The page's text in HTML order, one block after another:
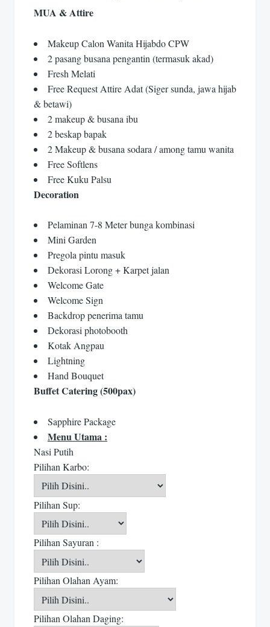
MUA & Attire
Makeup Calon Wanita Hijabdo CPW
2 pasang busana pengantin (termasuk akad)
Fresh Melati
Free Request Attire Adat (Siger sunda, jawa hijab
& betawi)
2 makeup & busana ibu
2 beskap bapak
2 Makeup & busana sodara / among tamu wanita
Free Softlens
Free Kuku Palsu
Decoration
Pelaminan 7-8 Meter bunga kombinasi
Mini Garden
Pregola pintu masuk
Dekorasi Lorong + Karpet jalan
Welcome Gate
Welcome Sign
Backdrop penerima tamu
Dekorasi photobooth
Kotak Angpau
Lightning
Hand Bouquet
Buffet Catering (500pax)
Sapphire Package
Menu Utama :
Nasi Putih
Pilihan Karbo:
Pilihan Sup:
Pilihan Sayuran :
Pilihan Olahan Ayam:
Pilihan Olahan Daging: